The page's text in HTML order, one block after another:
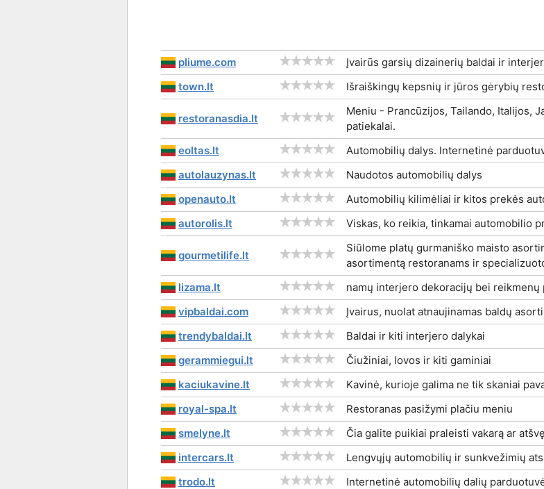
pliume.com
Įvairūs garsių dizainerių baldai ir
town.lt
Išraiškingų kepsnių ir jūros gėrybių
restoranasdia.lt
Meniu - Prancūzijos, Tailando, Italijos,
patiekalai.
eoltas.lt
Automobilių dalys. Internetinė
autolauzynas.lt
Naudotos automobilių dalys
openauto.lt
Automobilių kilimėliai ir kitos prekės
autorolis.lt
Viskas, ko reikia, tinkamai automobilio
gourmetilife.lt
Siūlome platų gurmaniško maisto
asortimentą restoranams ir
lizama.lt
namų interjero dekoracijų bei reikmenų
vipbaldai.com
Įvairus, nuolat atnaujinamas baldų
trendybaldai.lt
Baldai ir kiti interjero dalykai
gerammiegui.lt
Čiužiniai, lovos ir kiti gaminiai
kaciukavine.lt
Kavinė, kurioje galima ne tik skaniai
royal-spa.lt
Restoranas pasižymi plačiu meniu
smelyne.lt
Čia galite puikiai praleisti vakarą ar
intercars.lt
Lengvųjų automobilių ir sunkvežimių
trodo.lt
Internetinė automobilių dalių